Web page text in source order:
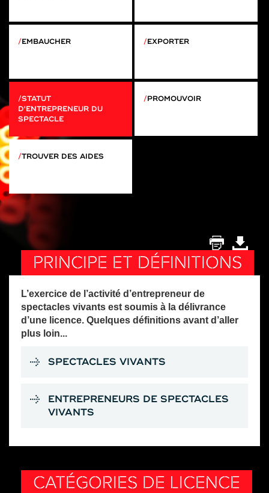
EMBAUCHER EXPORTER
STATUT
D'ENTREPRENEUR DU
SPECTACLE
PROMOUVOIR
TROUVER DES AIDES
PRINCIPE ET DÉFINITIONS
L’exercice de l’activité d’entrepreneur de
spectacles vivants est soumis à la délivrance
d’une licence. Quelques définitions avant d’aller
plus loin...
SPECTACLES VIVANTS
ENTREPRENEURS DE SPECTACLES
VIVANTS
CATÉGORIES DE LICENCE